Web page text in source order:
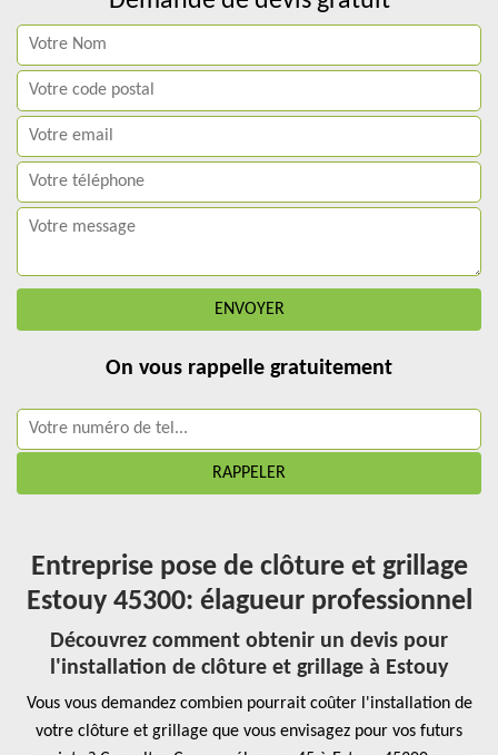
On vous rappelle gratuitement
Entreprise pose de clôture et grillage
Estouy 45300: élagueur professionnel
Découvrez comment obtenir un devis pour
l'installation de clôture et grillage à Estouy
Vous vous demandez combien pourrait coûter l'installation de
votre clôture et grillage que vous envisagez pour vos futurs